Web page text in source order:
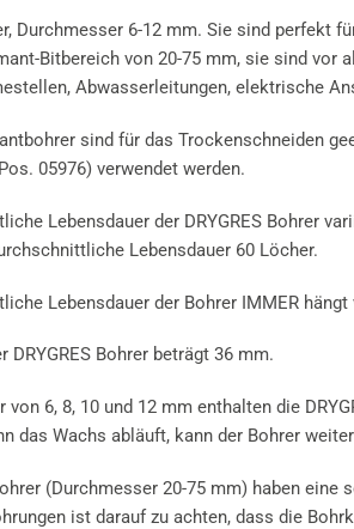
Durchmesser 6-12 mm. Sie sind
Bitbereich von 20-75 mm, sie sind
Abwasserleitungen, elektrische
sind für das Trockenschneiden
05976) verwendet werden.
Lebensdauer der DRYGRES Bohrer
Lebensdauer 60 Löcher.
Lebensdauer der Bohrer IMMER
DRYGRES Bohrer beträgt 36 mm.
von 6, 8, 10 und 12 mm enthalten die
das Wachs abläuft, kann der Bohrer
(Durchmesser 20-75 mm) haben
ist darauf zu achten, dass die